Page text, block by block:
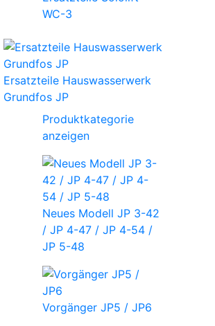
WC-3
Ersatzteile Hauswasserwerk
Grundfos JP
Produktkategorie
anzeigen
Neues Modell JP 3-42
/ JP 4-47 / JP 4-54 /
JP 5-48
Vorgänger JP5 / JP6